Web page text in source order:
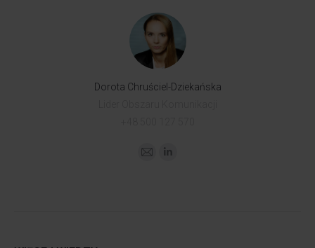
Dorota Chruściel-Dziekańska